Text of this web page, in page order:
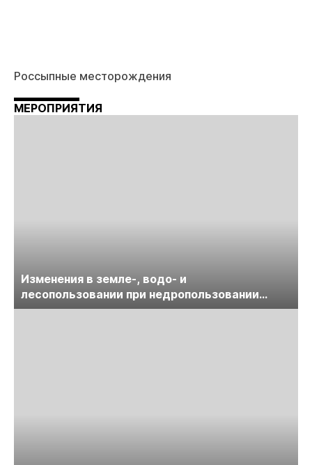
Россыпные месторождения
МЕРОПРИЯТИЯ
Изменения в земле-, водо- и
лесопользовании при недропользовании
обсудят на семинаре «ПравоТЭК»